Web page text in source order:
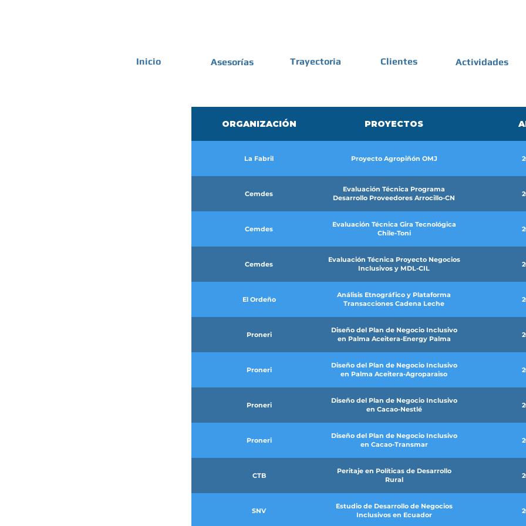
Inicio Asesorías Trayectoria Clientes Actividades
ORGANIZACIÓN PROYECTOS
La Fabril Proyecto Agropiñón OMJ
Cemdes
Evaluación Técnica Programa
Desarrollo Proveedores Arrocillo-CN
Cemdes
Evaluación Técnica Gira Tecnológica
Chile-Toni
Cemdes
Evaluación Técnica Proyecto Negocios
Inclusivos y MDL-CIL
El Ordeño
Análisis Etnográfico y Plataforma
Transacciones Cadena Leche
Proneri
Diseño del Plan de Negocio Inclusivo
en Palma Aceitera-Energy Palma
Proneri
Diseño del Plan de Negocio Inclusivo
en Palma Aceitera-Agroparaiso
Proneri
Diseño del Plan de Negocio Inclusivo
en Cacao-Nestlé
Proneri
Diseño del Plan de Negocio Inclusivo
en Cacao-Transmar
CTB
Peritaje en Políticas de Desarrollo
Rural
SNV
Estudio de Desarrollo de Negocios
Inclusivos en Ecuador